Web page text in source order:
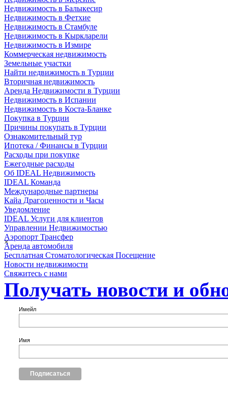
×
Недвижимость в Балыкесир
Недвижимость в Фетхие
Недвижимость в Стамбуле
Недвижимость в Кыркларели
Недвижимость в Измире
Коммерческая недвижимость
Земельные участки
Найти недвижимость в Турции
Вторичная недвижимость
Аренда Недвижимости в Турции
Недвижимость в Испании
Недвижимость в Коста-Бланке
Покупка в Турции
Причины покупать в Турции
Ознакомительный тур
Ипотека / Финансы в Турции
Расходы при покупке
Ежегодные расходы
Об IDEAL Недвижимость
IDEAL Команда
Международные партнеры
Кайа Драгоценности и Часы
Уведомление
IDEAL Услуги для клиентов
Управлении Недвижимостью
Аэропорт Трансфер
Аренда автомобиля
Бесплатная Стоматологическая Посещение
Новости недвижимости
Свяжитесь с нами
Получать новости и
Имейл
Имя